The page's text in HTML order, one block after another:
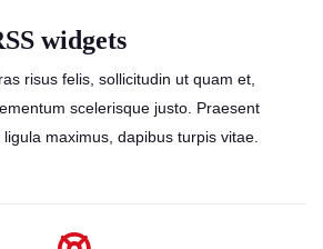
widgets
risus felis, sollicitudin ut quam et,
scelerisque justo. Praesent
ligula maximus, dapibus turpis vitae.